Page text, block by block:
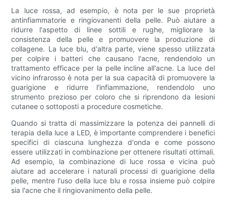
La luce rossa, ad esempio, è nota per le sue proprietà
antinfiammatorie e ringiovanenti della pelle. Può aiutare a
ridurre l'aspetto di linee sottili e rughe, migliorare la
consistenza della pelle e promuovere la produzione di
collagene. La luce blu, d'altra parte, viene spesso utilizzata
per colpire i batteri che causano l'acne, rendendolo un
trattamento efficace per la pelle incline all'acne. La luce del
vicino infrarosso è nota per la sua capacità di promuovere la
guarigione e ridurre l'infiammazione, rendendolo uno
strumento prezioso per coloro che si riprendono da lesioni
cutanee o sottoposti a procedure cosmetiche.
Quando si tratta di massimizzare la potenza dei pannelli di
terapia della luce a LED, è importante comprendere i benefici
specifici di ciascuna lunghezza d'onda e come possono
essere utilizzati in combinazione per ottenere risultati ottimali.
Ad esempio, la combinazione di luce rossa e vicina può
aiutare ad accelerare i naturali processi di guarigione della
pelle, mentre l'uso della luce blu e rossa insieme può colpire
sia l'acne che il ringiovanimento della pelle.